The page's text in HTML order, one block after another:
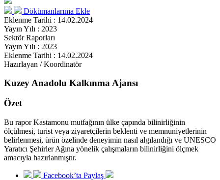
Dökümanlarıma Ekle
Eklenme Tarihi : 14.02.2024
Yayın Yılı : 2023
Sektör Raporları
Yayın Yılı : 2023
Eklenme Tarihi : 14.02.2024
Hazırlayan / Koordinatör
Kuzey Anadolu Kalkınma Ajansı
Özet
Bu rapor Kastamonu mutfağının ülke çapında bilinirliğinin
ölçülmesi, turist veya ziyaretçilerin beklenti ve memnuniyetlerinin
belirlenmesi, ürün özelinde deneyimin nasıl algılandığı ve UNESCO
Yaratıcı Şehirler Ağına yönelik çalışmaların bilinirliğini ölçmek
amacıyla hazırlanmıştır.
Facebook’ta Paylaş